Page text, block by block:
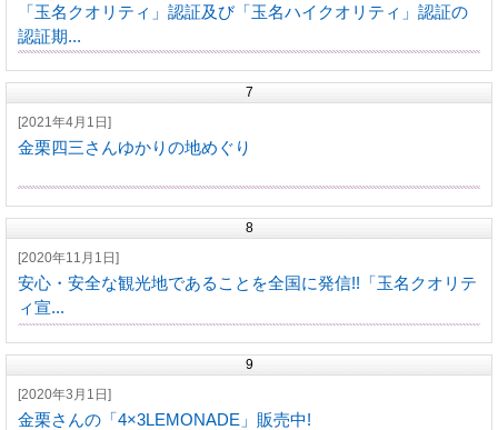
「玉名クオリティ」認証及び「玉名ハイクオリティ」認証の
認証期...
7
[2021年4月1日]
金栗四三さんゆかりの地めぐり
8
[2020年11月1日]
安心・安全な観光地であることを全国に発信!!「玉名クオリテ
ィ宣...
9
[2020年3月1日]
金栗さんの「4×3LEMONADE」販売中!